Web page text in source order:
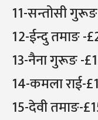
11-सन्तोसी
12-ईन्दु तमाङ -
13-नैना गुरूङ -
14-कमला राई-
15-देवी तमाङ-